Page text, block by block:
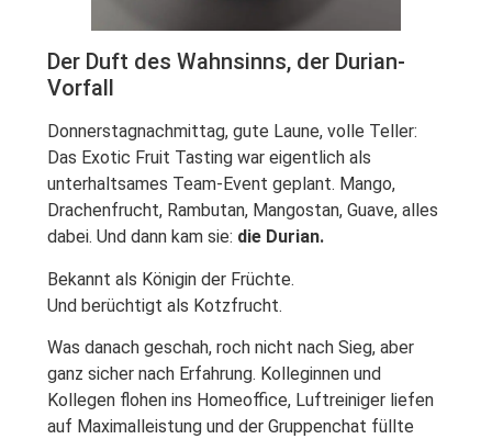
Der Duft des Wahnsinns, der Durian-
Vorfall
Donnerstagnachmittag, gute Laune, volle Teller:
Das Exotic Fruit Tasting war eigentlich als
unterhaltsames Team-Event geplant. Mango,
Drachenfrucht, Rambutan, Mangostan, Guave, alles
dabei. Und dann kam sie: die Durian.
Bekannt als Königin der Früchte.
Und berüchtigt als Kotzfrucht.
Was danach geschah, roch nicht nach Sieg, aber
ganz sicher nach Erfahrung. Kolleginnen und
Kollegen flohen ins Homeoffice, Luftreiniger liefen
auf Maximalleistung und der Gruppenchat füllte